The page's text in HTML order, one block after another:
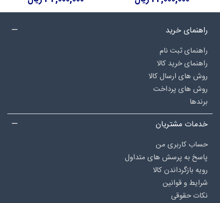
راهنمای خرید
راهنمای ثبت نام
راهنمای خرید کالا
روش های ارسال کالا
روش های پرداخت
برندها
خدمات مشتریان
حساب کاربری من
پاسخ به پرسش های متداول
رویه بازگرداندن کالا
شرایط و قوانین
نکات حقوقی